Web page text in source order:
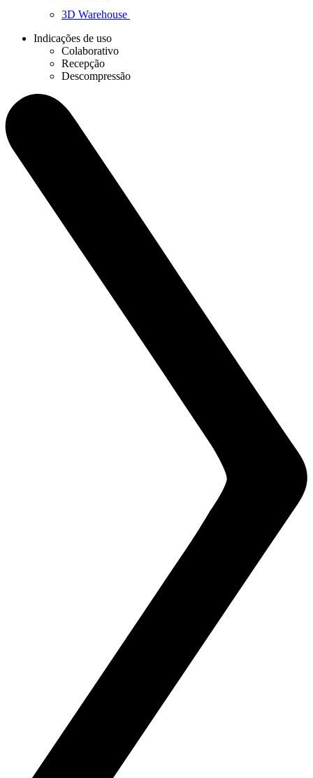
3D Warehouse
Indicações de uso
Colaborativo
Recepção
Descompressão